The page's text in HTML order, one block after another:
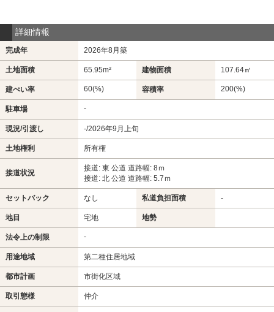
詳細情報
完成年 2026年8月築
土地面積 65.95m² 建物面積 107.64㎡
建ぺい率 60(%) 容積率 200(%)
駐車場 -
現況/引渡し -/2026年9月上旬
土地権利 所有権
接道状況
接道: 東 公道 道路幅: 8ｍ
接道: 北 公道 道路幅: 5.7ｍ
セットバック なし 私道負担面積 -
地目 宅地 地勢
法令上の制限 -
用途地域 第二種住居地域
都市計画 市街化区域
取引態様 仲介